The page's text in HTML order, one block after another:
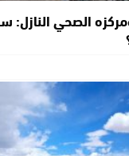
الصحي النازل: